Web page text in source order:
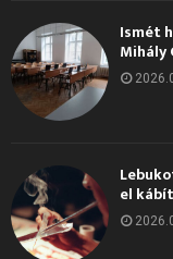
Ismét
Mihály
el